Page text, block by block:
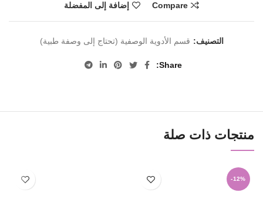
Compare إضافة إلى المفضلة
التصنيف: قسم الأدوية الوصفية (تحتاج إلى وصفة طبية)
Share
منتجات ذات صلة
-12%